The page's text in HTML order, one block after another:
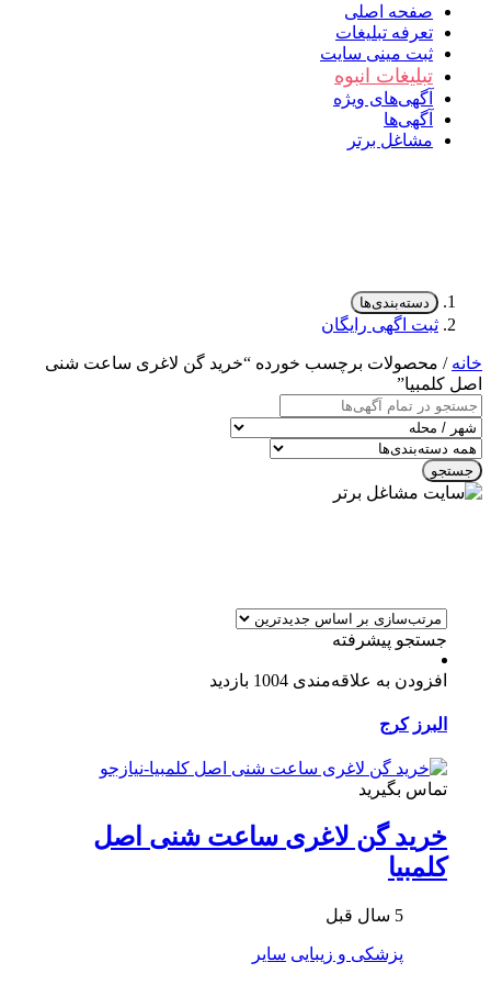
صفحه اصلی
تعرفه تبلیغات
ثبت مینی سایت
تبلیغات انبوه
آگهی‌های ویژه
آگهی‌ها
مشاغل برتر
دسته‌بندی‌ها
ثبت اگهی رایگان
خانه / محصولات برچسب خورده “خرید گن لاغری ساعت شنی
اصل کلمبیا”
جستجو
جستجو پیشرفته
افزودن به علاقه‌مندی 1004 بازدید
البرز کرج
تماس بگیرید
خرید گن لاغری ساعت شنی اصل
کلمبیا
5 سال قبل
پزشکی و زیبایی سایر